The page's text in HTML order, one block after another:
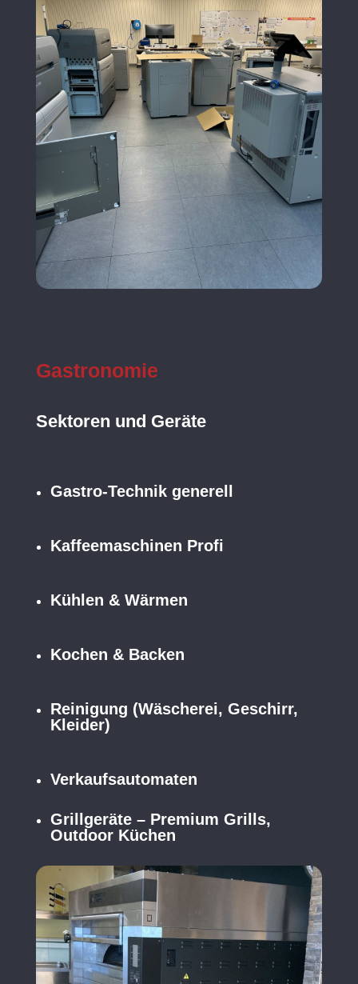
Gastronomie
Sektoren und Geräte
Gastro-Technik generell
Kaffeemaschinen Profi
Kühlen & Wärmen
Kochen & Backen
Reinigung (Wäscherei, Geschirr,
Kleider)
Verkaufsautomaten
Grillgeräte – Premium Grills,
Outdoor Küchen